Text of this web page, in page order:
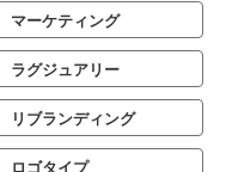
マーケティング
ラグジュアリー
リブランディング
ロゴタイプ